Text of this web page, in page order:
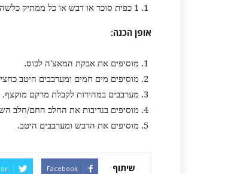
1 כפית סוכר או דבש או כל ממתיק כלשהו
אופן הכנה:
מוסיפים את אבקת המאצ'ה לכוס.
מוסיפים מים חמים ומערבבים היטב
מערבבים במהירות לקבלת מרקם
מוסיפים בנדיבות את החלב החם/חלב
מוסיפים את הדבש ומערבבים היטב.
שיתוף Facebook